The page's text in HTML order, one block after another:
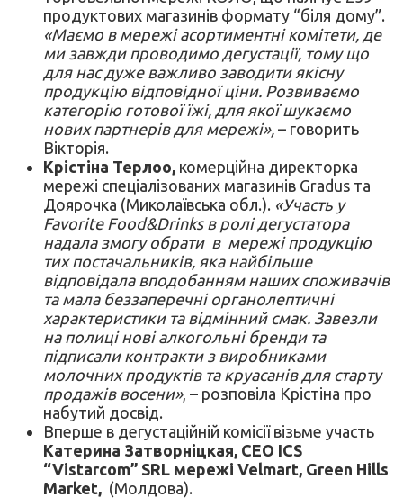
продуктових магазинів формату “біля дому”.
«Маємо в мережі асортиментні комітети, де
ми завжди проводимо дегустації, тому що
для нас дуже важливо заводити якісну
продукцію відповідної ціни. Розвиваємо
категорію готової їжі, для якої шукаємо
нових партнерів для мережі», – говорить
Вікторія.
Крістіна Терлоо, комерційна директорка
мережі спеціалізованих магазинів Gradus та
Доярочка (Миколаївська обл.). «Участь у
Favorite Food&Drinks в ролі дегустатора
надала змогу обрати в мережі продукцію
тих постачальників, яка найбільше
відповідала вподобанням наших споживачів
та мала беззаперечні органолептичні
характеристики та відмінний смак. Завезли
на полиці нові алкогольні бренди та
підписали контракти з виробниками
молочних продуктів та круасанів для старту
продажів восени», – розповіла Крістіна про
набутий досвід.
Вперше в дегустаційній комісії візьме участь
Катерина Затворніцкая, CEO ICS
“Vistarcom” SRL мережі Velmart, Green Hills
Market, (Молдова).